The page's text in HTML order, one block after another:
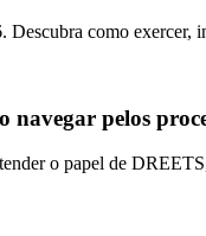
Descubra como
pelos
o papel de